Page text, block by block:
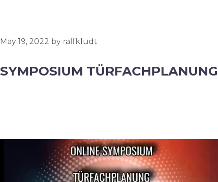
May 19, 2022 by ralfkludt
SYMPOSIUM TÜRFACHPLANUNG